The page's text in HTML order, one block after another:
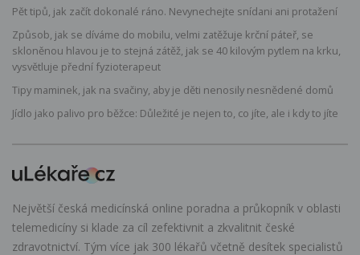
Pět tipů, jak začít dokonalé ráno. Nevynechejte snídani ani protažení
Způsob, jak se díváme do mobilu, velmi zatěžuje krční páteř, se
skloněnou hlavou je to stejná zátěž, jak se 40 kilovým pytlem na krku,
vysvětluje přední fyzioterapeut
Tipy maminek, jak na svačiny, aby je děti nenosily nesnědené domů
Jídlo jako palivo pro běžce: Důležité je nejen to, co jíte, ale i kdy to jíte
Největší česká medicínská online poradna a průkopník v oblasti
telemedicíny si klade za cíl zefektivnit a zkvalitnit české
zdravotnictví. Tým více jak 300 lékařů včetně desítek specialistů